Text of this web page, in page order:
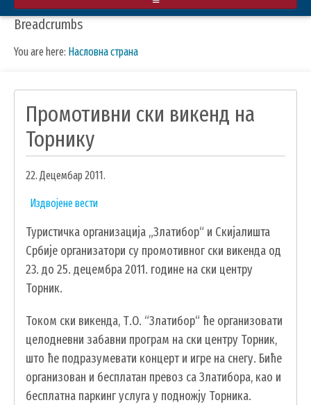
ЗЛАТИБОРСКЕ ВЕСТИ
О ОПШТИНИ
ПРИВРЕДА
КУЛТУРА
ОБРАЗОВАЊЕ
УДРУЖЕЊА И НВО
ЛОКАЛНА САМОУПРАВА
СКУПШТИНА
ОПШТИНСКО ВЕЋЕ
ОПШТИНСКА УПРАВА
ОПШТИНСКО ПРАВОБРАНИЛАШТВО
ЈАВНА ПРЕДУЗЕЋА
КОМУНАЛНА МИЛИЦИЈА ОПШТИНЕ
ЧАЈЕТИНА
ИНТЕРНА РЕВИЗИЈА
Breadcrumbs
You are here: Насловна страна
Промотивни ски викенд на
Торнику
22. Децембар 2011.
Издвојене вести
Туристичка организација „Златибор“ и Скијалишта
Србије организатори су промотивног ски викенда од
23. до 25. децембра 2011. године на ски центру
Торник.
Током ски викенда, Т.О. “Златибор“ ће организовати
целодневни забавни програм на ски центру Торник,
што ће подразумевати концерт и игре на снегу. Биће
организован и бесплатан превоз са Златибора, као и
бесплатна паркинг услуга у подножју Торника.